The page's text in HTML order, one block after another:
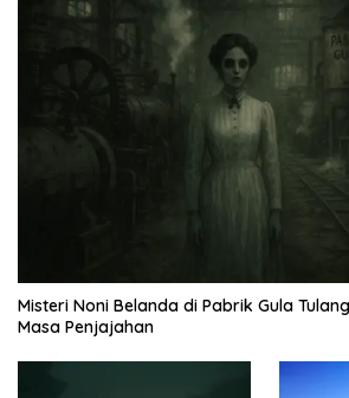
Misteri Noni Belanda di Pabrik Gula
Masa Penjajahan